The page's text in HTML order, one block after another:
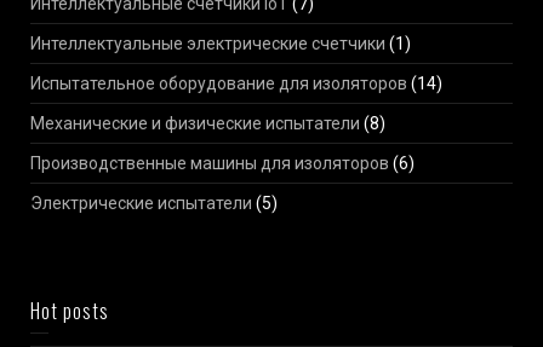
Интеллектуальные счетчики IoT(7)
Интеллектуальные электрические счетчики (1)
Испытательное оборудование для изоляторов (14)
Механические и физические испытатели (8)
Производственные машины для изоляторов (6)
Электрические испытатели (5)
Hot posts